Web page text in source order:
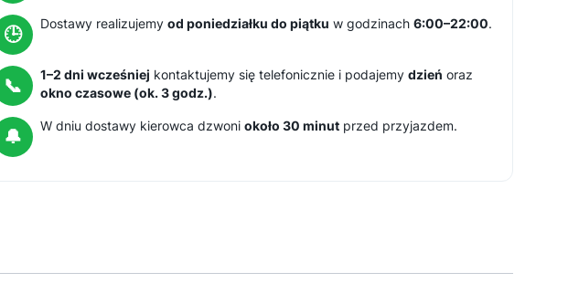
🕒
Dostawy realizujemy od poniedziałku do piątku w godzinach 6:00–22:00.
📞
1–2 dni wcześniej kontaktujemy się telefonicznie i podajemy dzień oraz
okno czasowe (ok. 3 godz.).
🔔
W dniu dostawy kierowca dzwoni około 30 minut przed przyjazdem.